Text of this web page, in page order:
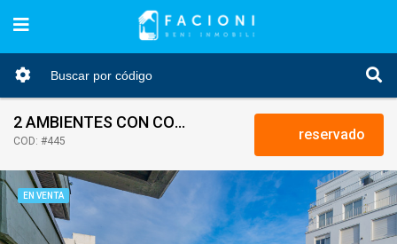
2 AMBIENTES CON COCHERA. PLAYA GRANDE
COD: #445 reservado
EN VENTA